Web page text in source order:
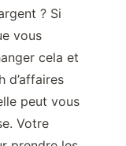
? Si
vous
cela et
d’affaires
peut vous
Votre